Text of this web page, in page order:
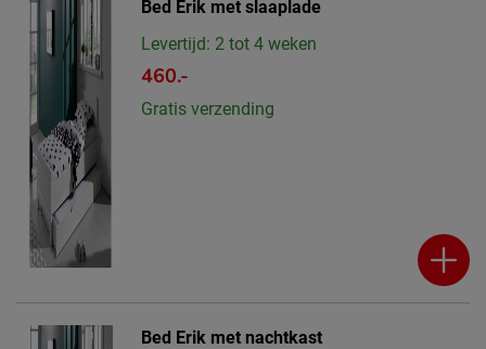
Bed Erik met slaaplade
Levertijd: 2 tot 4 weken
460.-
Gratis verzending
Bed Erik met nachtkast